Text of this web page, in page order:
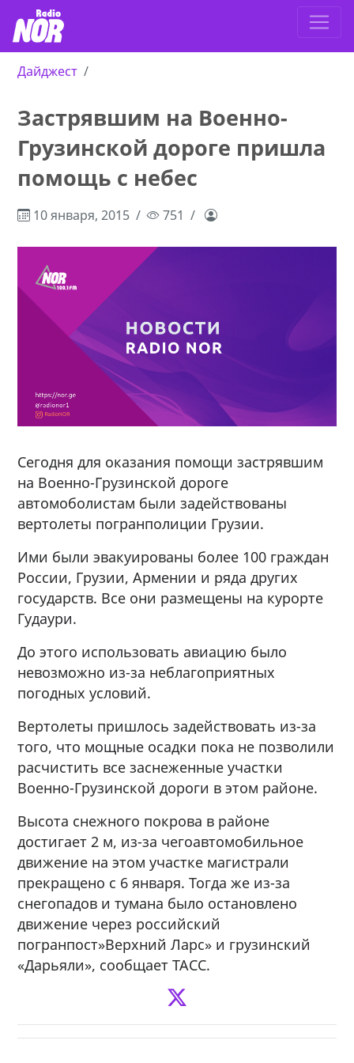
Дайджест
Застрявшим на Военно-
Грузинской дороге пришла
помощь с небес
10 января, 2015 751
Сегодня для оказания помощи застрявшим
на Военно-Грузинской дороге
автомоболистам были задействованы
вертолеты погранполиции Грузии.
Ими были эвакуированы более 100 граждан
России, Грузии, Армении и ряда других
государств. Все они размещены на курорте
Гудаури.
До этого использовать авиацию было
невозможно из-за неблагоприятных
погодных условий.
Вертолеты пришлось задействовать из-за
того, что мощные осадки пока не позволили
расчистить все заснеженные участки
Военно-Грузинской дороги в этом районе.
Высота снежного покрова в районе
достигает 2 м, из-за чегоавтомобильное
движение на этом участке магистрали
прекращено с 6 января. Тогда же из-за
снегопадов и тумана было остановлено
движение через российский
погранпост»Верхний Ларс» и грузинский
«Дарьяли», сообщает ТАСС.